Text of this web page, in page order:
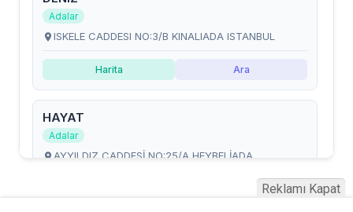
Reklamı Kapat